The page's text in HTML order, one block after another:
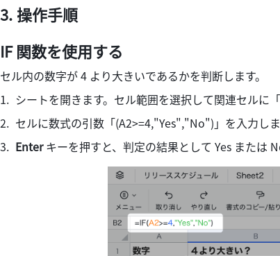
操作手順
IF 関数を使用する
セル内の数字が 4 より大きいであるかを判断します。
シートを開きます。セル範囲を選択して関連セルに
セルに数式の引数「(A2>=4,"Yes","No")」を入力しま
Enter キーを押すと、判定の結果として Yes または